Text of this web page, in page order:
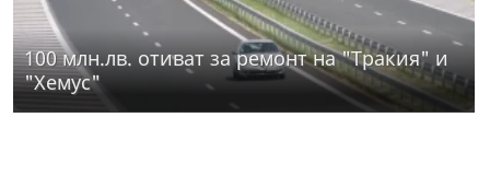
100 млн.лв. отиват за ремонт на "Тракия" и
"Хемус"